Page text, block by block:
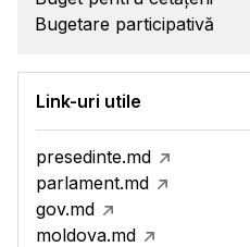
Bugetare participativă
Link-uri utile
presedinte.md
parlament.md
gov.md
moldova.md